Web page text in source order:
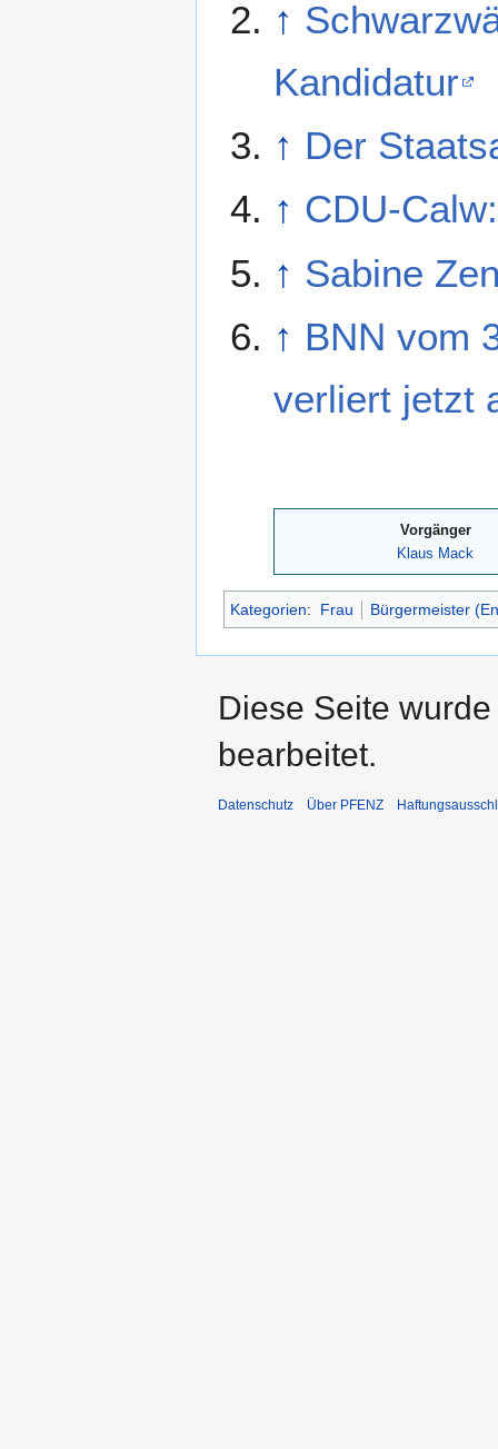
↑
Kandidatur
↑ Der
↑ CDU-
↑ Sabine
↑ BNN vom
verliert jetzt
Vorgänger
Klaus Mack
Kategorien: Frau Bürgermeister
Diese Seite
bearbeitet.
Datenschutz Über PFENZ